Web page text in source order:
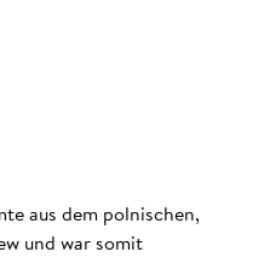
aus dem polnischen,
und war somit